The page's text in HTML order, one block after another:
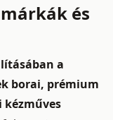
és
a
borai, prémium